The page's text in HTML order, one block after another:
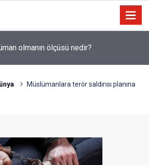
raporu açıklandı: Şampiyonların
liseler
Müslümanlara terör saldırısı planına